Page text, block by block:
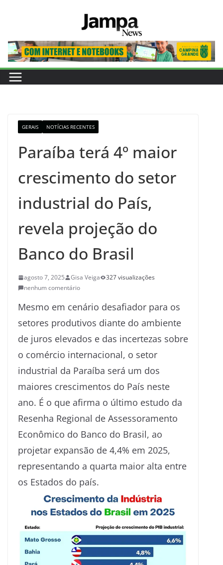
conteúdo
GERAIS NOTÍCIAS RECENTES
Paraíba terá 4º maior
crescimento do setor
industrial do País,
revela projeção do
Banco do Brasil
agosto 7, 2025 Gisa Veiga
327 visualizações
nenhum comentário
Mesmo em cenário desafiador para os
setores produtivos diante do ambiente
de juros elevados e das incertezas sobre
o comércio internacional, o setor
industrial da Paraíba será um dos
maiores crescimentos do País neste
ano. É o que afirma o último estudo da
Resenha Regional de Assessoramento
Econômico do Banco do Brasil, ao
projetar expansão de 4,4% em 2025,
representando a quarta maior alta entre
os Estados do país.